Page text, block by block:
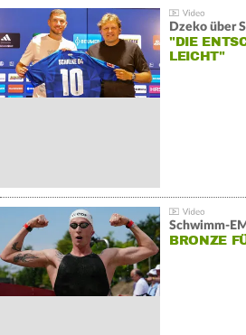
Dzeko über
"DIE
LEICHT"
Schwimm-
BRONZE